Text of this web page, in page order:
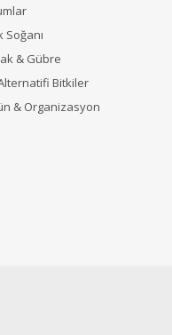
Soğanı
& Gübre
Bitkiler
& Organizasyon